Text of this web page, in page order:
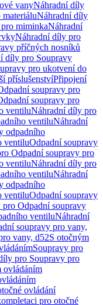
vanyNáhradní díly
Náhradní díly
miminkaNáhradní
Náhradní díly pro
příčných nosníků
díly pro Soupravy
pro ukotvení do
příslušenstvíPřipojení
soupravy pro
soupravy pro
ventiluNáhradní díly pro
ventiluNáhradní
odpadního
ventiluOdpadní soupravy
Odpadní soupravy pro
ventiluNáhradní díly pro
ventiluNáhradní
odpadního
ventiluOdpadní soupravy
Odpadní soupravy
ventiluNáhradní
soupravy pro vany,
vany, d52S otočným
Soupravy pro
pro Soupravy pro
ovládáním
ovládání
pro otočné